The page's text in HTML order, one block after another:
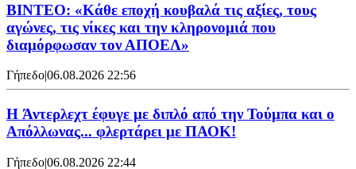
ΒΙΝΤΕΟ: «Κάθε εποχή κουβαλά τις αξίες, τους
αγώνες, τις νίκες και την κληρονομιά που
διαμόρφωσαν τον ΑΠΟΕΛ»
Γήπεδο|06.08.2026 22:56
H Άντερλεχτ έφυγε με διπλό από την Τούμπα και ο
Απόλλωνας... φλερτάρει με ΠΑΟΚ!
Γήπεδο|06.08.2026 22:44